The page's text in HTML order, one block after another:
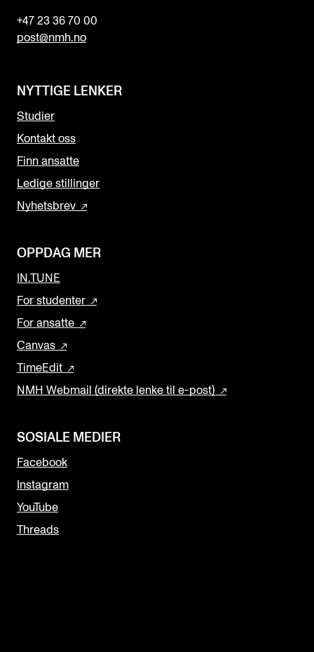
+47 23 36 70 00
post@nmh.no
NYTTIGE LENKER
Studier
Kontakt oss
Finn ansatte
Ledige stillinger
Nyhetsbrev
OPPDAG MER
IN.TUNE
For studenter
For ansatte
Canvas
TimeEdit
NMH Webmail (direkte lenke til e-post)
SOSIALE MEDIER
Facebook
Instagram
YouTube
Threads